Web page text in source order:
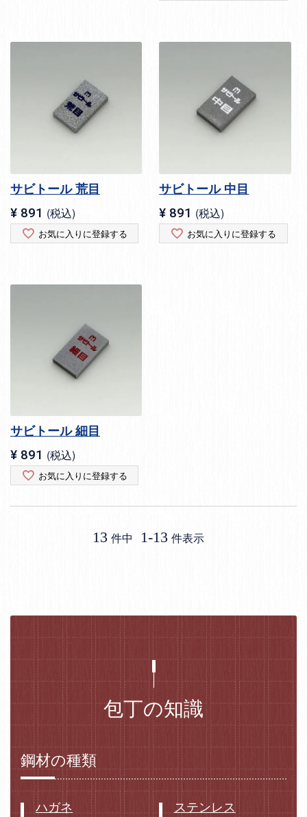
サビトール 荒目
¥ 891 税込
お気に入りに登録する
サビトール 中目
¥ 891 税込
お気に入りに登録する
サビトール 細目
¥ 891 税込
お気に入りに登録する
13 件中 1-13 件表示
包丁の知識
鋼材の種類
ハガネ ステンレス